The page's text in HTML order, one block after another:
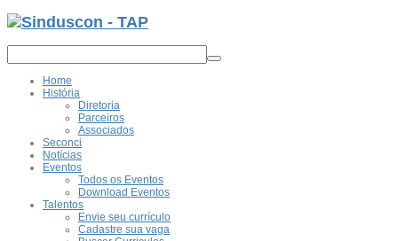
Home
História
Diretoria
Parceiros
Associados
Seconci
Notícias
Eventos
Todos os Eventos
Download Eventos
Talentos
Envie seu currículo
Cadastre sua vaga